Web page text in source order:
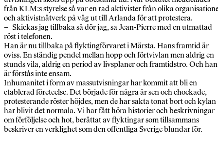
från KLM:s styrelse så var en rad aktivister från olika
och aktivistnätverk på väg ut till Arlanda för att protestera.
– Skickas jag tillbaka så dör jag, sa Jean-Pierre med en utmattad
röst i telefonen.
Han är nu tillbaka på flyktingförvaret i Märsta. Hans framtid är
oviss. En ständig pendel mellan hopp och förtvivlan men aldrig en
stunds vila, aldrig en period av livsplaner och framtidstro. Och han
är förstås inte ensam.
Inhumanitet i form av massutvisningar har kommit att bli en
etablerad företeelse. Det började för några år sen och chockade,
protesterande röster höjdes, men de har sakta tonat bort och kylan
har blivit det normala. Vi har fått höra historier och beskrivningar
om förföljelse och hot, berättat av flyktingar som tillsammans
beskriver en verklighet som den offentliga Sverige blundar för.